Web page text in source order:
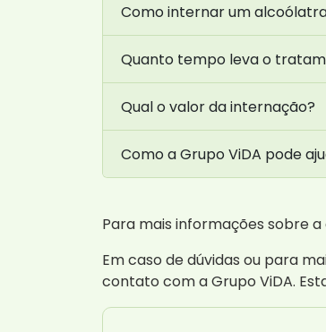
Como internar um
Quanto tempo leva o
Qual o valor da internação?
Como a Grupo ViDA pode
Para mais informações sobre
Em caso de dúvidas ou para
contato com a Grupo ViDA.